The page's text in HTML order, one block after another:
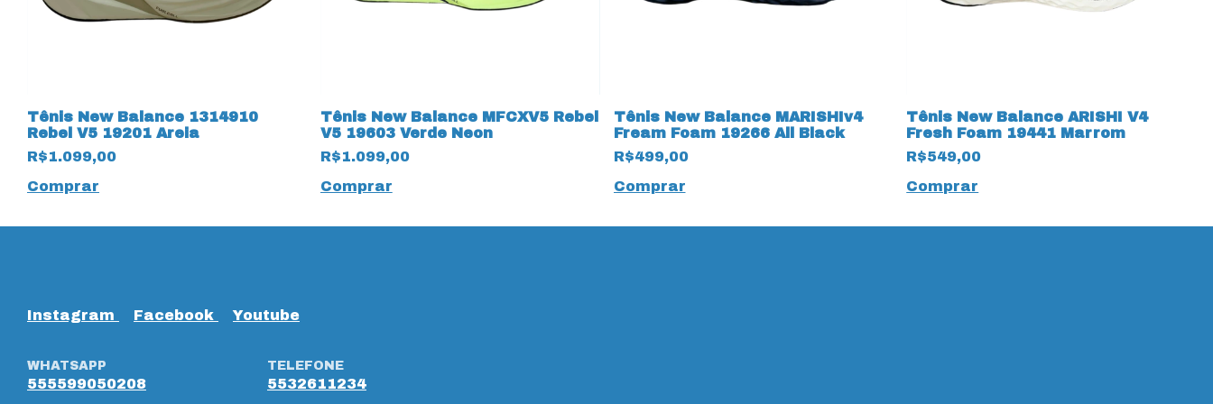
Tênis New Balance 1314910
Rebel V5 19201 Areia
R$1.099,00
Comprar
Tênis New Balance MFCXV5 Rebel
V5 19603 Verde Neon
R$1.099,00
Comprar
Tênis New Balance MARISHIv4
Fream Foam 19266 All Black
R$499,00
Comprar
Tênis New Balance ARISHI V4
Fresh Foam 19441 Marrom
R$549,00
Comprar
Instagram Facebook Youtube
WHATSAPP
555599050208
TELEFONE
5532611234